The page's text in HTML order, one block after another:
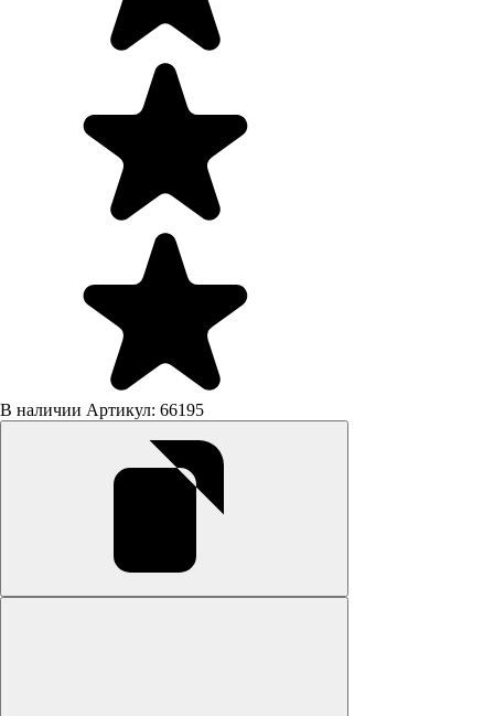
В наличии Артикул: 66195